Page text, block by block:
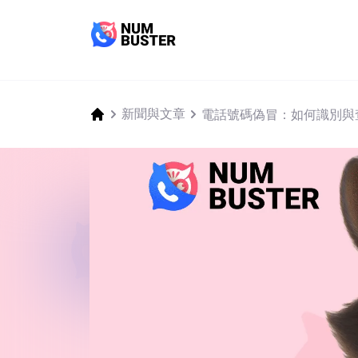
新聞與文章 電話號碼偽冒：如何識別